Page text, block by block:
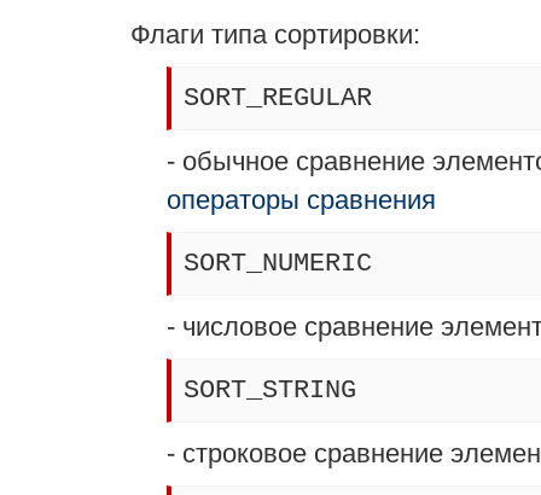
Флаги типа сортировки:
SORT_REGULAR
- обычное сравнение
операторы сравнения
SORT_NUMERIC
- числовое сравнение
SORT_STRING
- строковое сравнение